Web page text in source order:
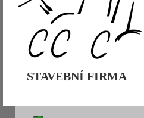
STAVEBNÍ FIRMA